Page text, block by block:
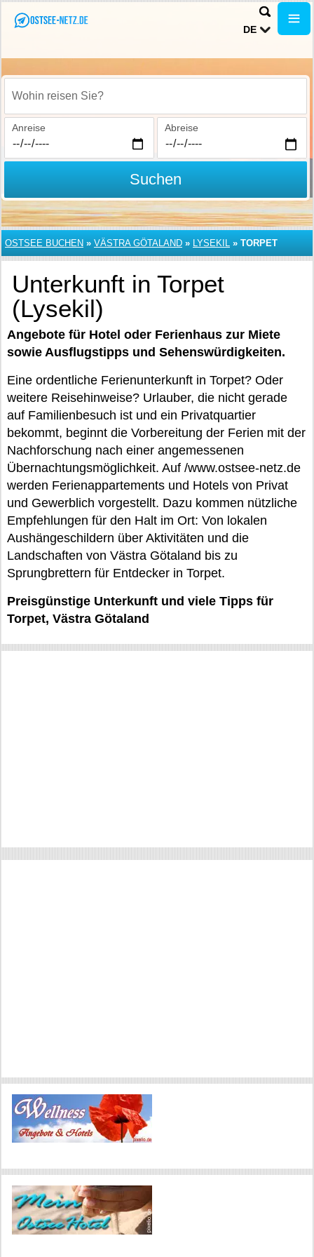
DE
Wohin reisen Sie?
Anreise Abreise
Suchen
OSTSEE BUCHEN » VÄSTRA GÖTALAND » LYSEKIL » TORPET
Unterkunft in Torpet
(Lysekil)
Angebote für Hotel oder Ferienhaus zur Miete
sowie Ausflugstipps und Sehenswürdigkeiten.
Eine ordentliche Ferienunterkunft in Torpet? Oder
weitere Reisehinweise? Urlauber, die nicht gerade
auf Familienbesuch ist und ein Privatquartier
bekommt, beginnt die Vorbereitung der Ferien mit der
Nachforschung nach einer angemessenen
Übernachtungsmöglichkeit. Auf /www.ostsee-netz.de
werden Ferienappartements und Hotels von Privat
und Gewerblich vorgestellt. Dazu kommen nützliche
Empfehlungen für den Halt im Ort: Von lokalen
Aushängeschildern über Aktivitäten und die
Landschaften von Västra Götaland bis zu
Sprungbrettern für Entdecker in Torpet.
Preisgünstige Unterkunft und viele Tipps für
Torpet, Västra Götaland